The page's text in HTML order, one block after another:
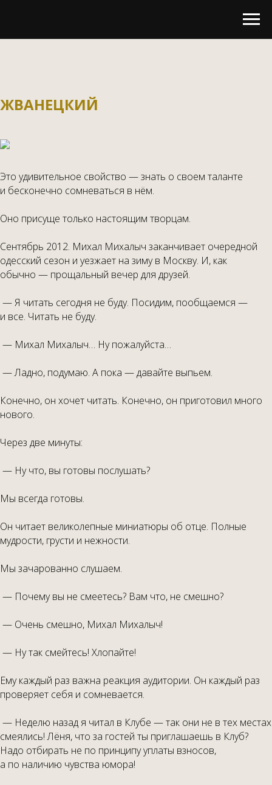
ЖВАНЕЦКИЙ
Это удивительное свойство — знать о своем таланте
и бесконечно сомневаться в нём.
Оно присуще только настоящим творцам.
Сентябрь 2012. Михал Михалыч заканчивает очередной
одесский сезон и уезжает на зиму в Москву. И, как
обычно — прощальный вечер для друзей.
— Я читать сегодня не буду. Посидим, пообщаемся —
и все. Читать не буду.
— Михал Михалыч… Ну пожалуйста…
— Ладно, подумаю. А пока — давайте выпьем.
Конечно, он хочет читать. Конечно, он приготовил много
нового.
Через две минуты:
— Ну что, вы готовы послушать?
Мы всегда готовы.
Он читает великолепные миниатюры об отце. Полные
мудрости, грусти и нежности.
Мы зачарованно слушаем.
— Почему вы не смеетесь? Вам что, не смешно?
— Очень смешно, Михал Михалыч!
— Ну так смейтесь! Хлопайте!
Ему каждый раз важна реакция аудитории. Он каждый раз
проверяет себя и сомневается.
— Неделю назад я читал в Клубе — так они не в тех местах
смеялись! Лёня, что за гостей ты приглашаешь в Клуб?
Надо отбирать не по принципу уплаты взносов,
а по наличию чувства юмора!